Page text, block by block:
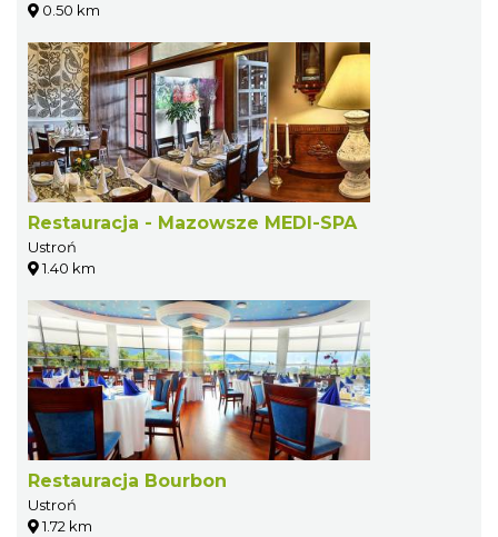
0.50 km
Restauracja - Mazowsze MEDI-SPA
Ustroń
1.40 km
Restauracja Bourbon
Ustroń
1.72 km